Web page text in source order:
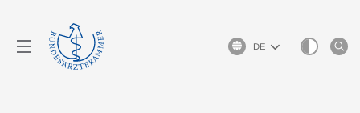
Sprachauswahl